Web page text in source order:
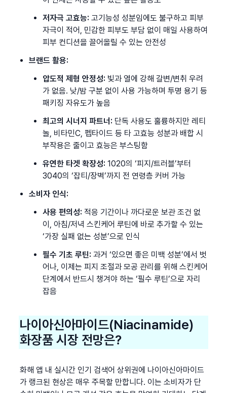
저자극 고효능: 고기능성 성분임에도 불구하고 피부
자극이 적어, 민감한 피부도 부담 없이 매일 사용하여
피부 컨디션을 끌어올릴 수 있는 안전성
브랜드 활용:
압도적 제형 안정성: 빛과 열에 강해 갈변/변취 우려
가 없음. 낮/밤 구분 없이 사용 가능하며 투명 용기 등
패키징 자유도가 높음
최고의 시너지 파트너: 단독 사용도 훌륭하지만 레티
놀, 비타민C, 펩타이드 등 타 고효능 성분과 배합 시
부작용은 줄이고 효능은 부스팅함
유연한 타겟 확장성: 1020의 ‘피지/트러블’부터
3040의 ‘잡티/장벽’까지 전 연령층 커버 가능
소비자 인식:
사용 편의성: 적응 기간이나 까다로운 보관 조건 없
이, 아침/저녁 스킨케어 루틴에 바로 추가할 수 있는
‘가장 실패 없는 성분’으로 인식
필수 기초 루틴: 과거 ‘있으면 좋은 미백 성분’에서 벗
어나, 이제는 피지 조절과 모공 관리를 위해 스킨케어
단계에서 반드시 챙겨야 하는 ‘필수 루틴’으로 자리
잡음
나이아신아마이드(Niacinamide)
화장품 시장 전망은?
화해 앱 내 실시간 인기 검색어 상위권에 나이아신아마이드
가 랭크된 현상은 매우 주목할 만합니다. 이는 소비자가 단